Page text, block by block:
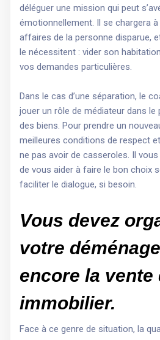
déléguer une mission qui peut
émotionnellement. Il se chargera
affaires de la personne disparue,
le nécessitent : vider son
vos demandes particulières.
Dans le cas d’une séparation, le
jouer un rôle de médiateur dans
des biens. Pour prendre un
meilleures conditions de respect
ne pas avoir de casseroles. Il
de vous aider à faire le bon choix
faciliter le dialogue, si besoin.
Vous devez
votre
encore la vente
immobilier.
Face à ce genre de situation, la